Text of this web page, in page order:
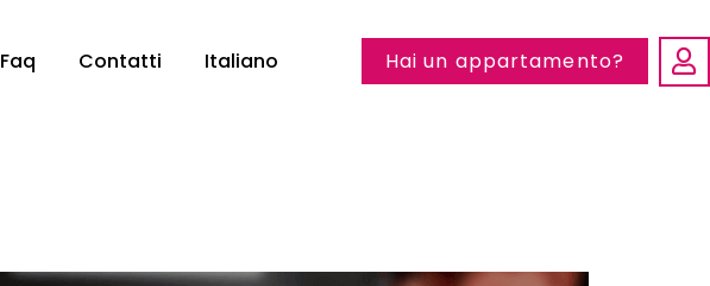
Faq Contatti Italiano Hai un appartamento?